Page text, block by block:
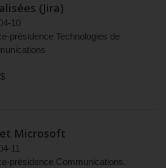
(Jira)
10
présidence Technologies de
$
Microsoft
11
présidence Communications,